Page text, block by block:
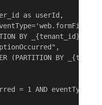
as userId,
BY
(PARTITION BY
= 1 AND eventType